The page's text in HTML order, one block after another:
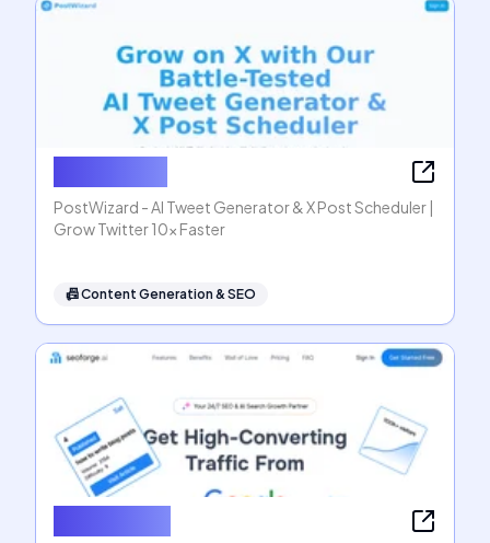
PostWizard - AI Tweet Generator & X Post Scheduler |
Grow Twitter 10x Faster
📠Content Generation & SEO